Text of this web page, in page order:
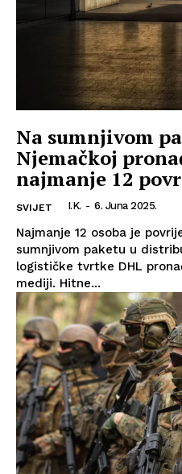
Na sumnjivom
Njemačkoj
najmanje 12
SVIJET I.K. - 6. Juna 2025.
Najmanje 12 osoba je
sumnjivom paketu u
logističke tvrtke DHL
mediji. Hitne...